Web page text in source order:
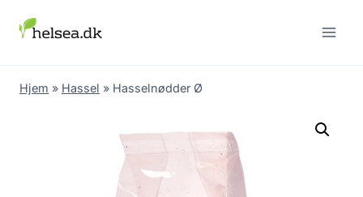
Hjem » Hassel » Hasselnødder Ø